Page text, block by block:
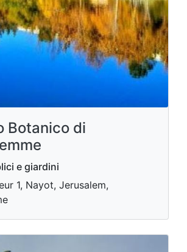
Botanico di
e giardini
1, Nayot, Jerusalem,